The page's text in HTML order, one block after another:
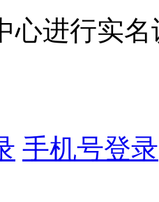
心进行实名
手机号登录